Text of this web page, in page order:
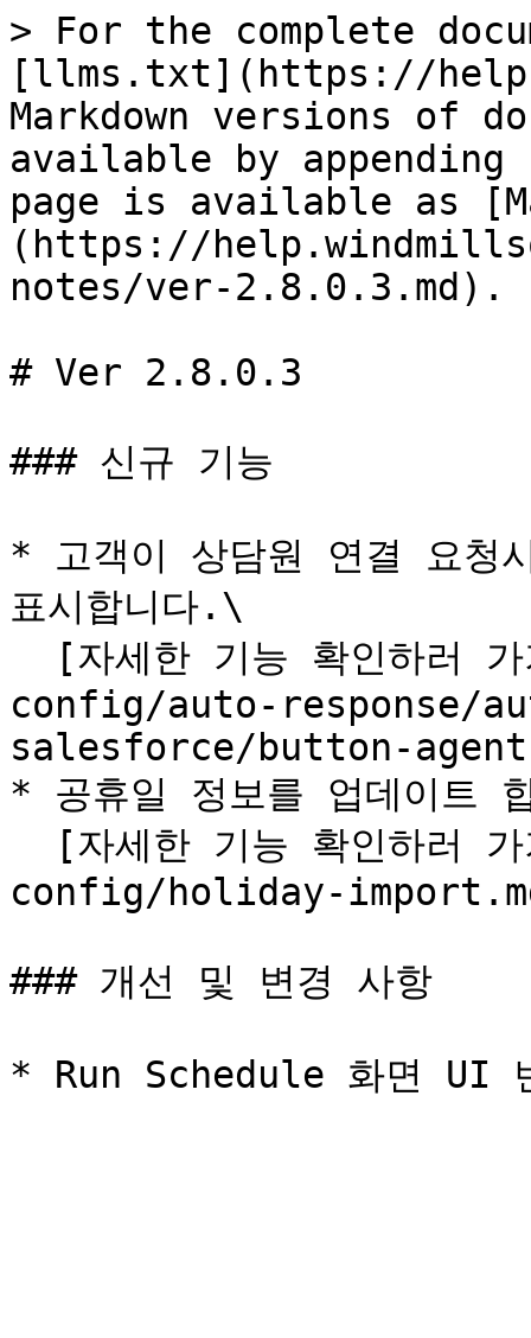
> For the complete
[llms.txt](https://
Markdown versions of
available by
page is available as
(https://
notes/ver-2.8.0.3.md).
# Ver 2.8.0.3
### 신규 기능
* 고객이 상담원 연결 요청
표시합니다.\
config/auto-response/
salesforce/button-
* 공휴일 정보를 업데이트
config/holiday-
### 개선 및 변경 사항